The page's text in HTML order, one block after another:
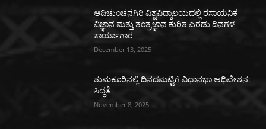
ಆದಿಚುಂಚನಗಿರಿ ವಿಶ್ವವಿದ್ಯಾಲಯದಲ್ಲಿ ರಸಾಯನಿಕ
ವಿಜ್ಞಾನ ಮತ್ತು ತಂತ್ರಜ್ಞಾನ ಕುರಿತ ಎರಡು ದಿನಗಳ
ಕಾರ್ಯಾಗಾರ
December 13, 2025
ತುಮಕೂರಿನಲ್ಲಿ ದಿನದಮಟ್ಟಿಗೆ ವಿಧಾನಭಾ ಅಧಿವೇಶನ:
ಸಿದ್ಧತೆ
November 8, 2025